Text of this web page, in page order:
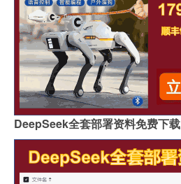
DeepSeek全套部署资料免费下载